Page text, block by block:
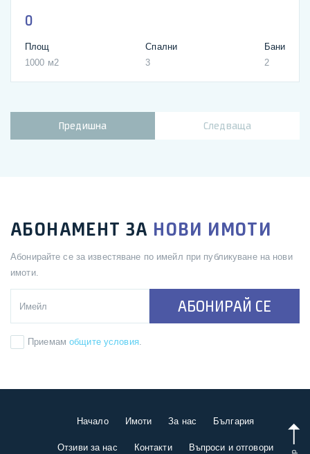
0
Площ
1000 м2
Спални
3
Бани
2
Предишна Следваща
АБОНАМЕНТ ЗА НОВИ ИМОТИ
Абонирайте се за известяване по имейл при публикуване на нови
имоти.
АБОНИРАЙ СЕ
Приемам общите условия.
Начало Имоти За нас България
Отзиви за нас Контакти Въпроси и отговори